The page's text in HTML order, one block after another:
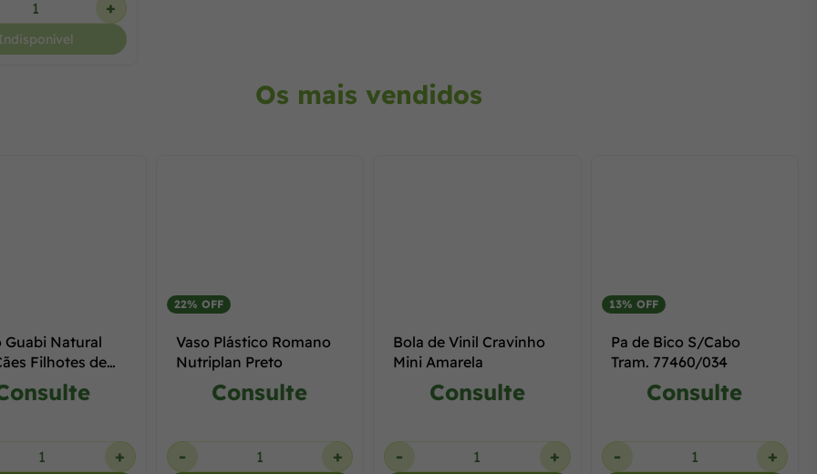
+
Os mais vendidos
Guabi Natural
Filhotes de
Mini e Pequenas
+
22% OFF
Vaso Plástico Romano
Nutriplan Preto
Consulte
- +
Bola de Vinil Cravinho
Mini Amarela
Consulte
- +
13% OFF
Pa de Bico S/Cabo
Tram. 77460/034
Consulte
- +